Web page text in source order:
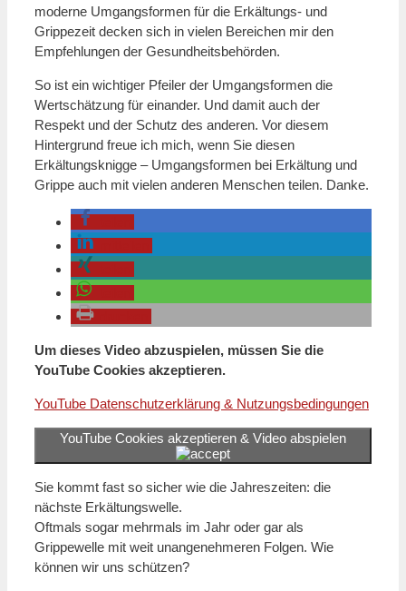
moderne Umgangsformen für die Erkältungs- und
Grippezeit decken sich in vielen Bereichen mir den
Empfehlungen der Gesundheitsbehörden.
So ist ein wichtiger Pfeiler der Umgangsformen die
Wertschätzung für einander. Und damit auch der
Respekt und der Schutz des anderen. Vor diesem
Hintergrund freue ich mich, wenn Sie diesen
Erkältungsknigge – Umgangsformen bei Erkältung und
Grippe auch mit vielen anderen Menschen teilen. Danke.
Um dieses Video abzuspielen, müssen Sie die
YouTube Cookies akzeptieren.
YouTube Datenschutzerklärung & Nutzungsbedingungen
YouTube Cookies akzeptieren & Video abspielen
Sie kommt fast so sicher wie die Jahreszeiten: die
nächste Erkältungswelle.
Oftmals sogar mehrmals im Jahr oder gar als
Grippewelle mit weit unangenehmeren Folgen. Wie
können wir uns schützen?